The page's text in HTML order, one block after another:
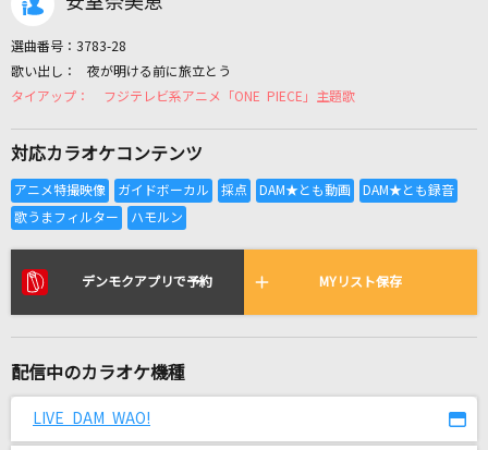
カラオケリクエスト
リアルタイムで歌われている曲の一覧
排他的ファイター
コブクロ
[生音]魔法が解けたら
選曲番号： 3783-28
夜が明ける前に旅立とう
フジテレビ系アニメ「ONE PIECE」主題歌
対応カラオケコンテンツ
デンモクアプリで予約 MYリスト保存
配信中のカラオケ機種
LIVE DAM WAO!